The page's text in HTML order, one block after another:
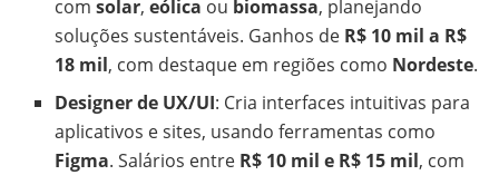
comsolar,eólica ou biomassa, planejando
soluções sustentáveis. Ganhos de R$ 10 mil a R$
18 mil, com destaque em regiões como Nordeste.
Designer de UX/UI: Cria interfaces intuitivas para
aplicativos e sites, usando ferramentas como
Figma. Salários entre R$ 10 mil e R$ 15 mil, com